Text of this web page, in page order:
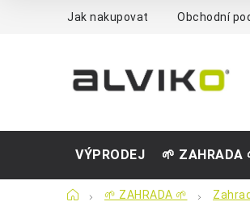
Jak nakupovat Obchodní
VÝPRODEJ 🌱 ZAHRADA
Domů🌱 ZAHRADA 🌱